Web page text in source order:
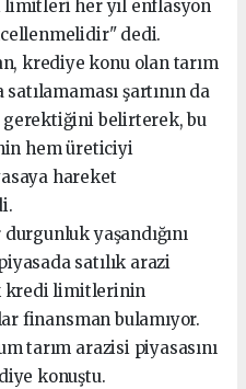
her yıl enflasyon
dedi.
krediye konu olan tarım
şartının da
belirterek, bu
hem üreticiyi
hareket
yaşandığını
satılık arazi
kredi limitlerinin
finansman bulamıyor.
tarım arazisi piyasasını
konuştu.